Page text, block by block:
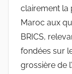
clairement la
Maroc aux
BRICS,
fondées sur
grossière de